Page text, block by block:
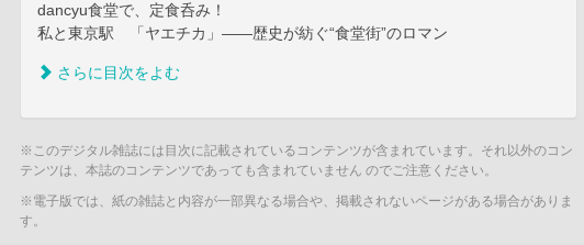
dancyu食堂で、定食呑み！
私と東京駅 「ヤエチカ」――歴史が紡ぐ“食堂街”のロマン
さらに目次をよむ
※このデジタル雑誌には目次に記載されているコンテンツが含まれています。それ以外のコン
テンツは、本誌のコンテンツであっても含まれていません のでご注意ください。
※電子版では、紙の雑誌と内容が一部異なる場合や、掲載されないページがある場合がありま
す。